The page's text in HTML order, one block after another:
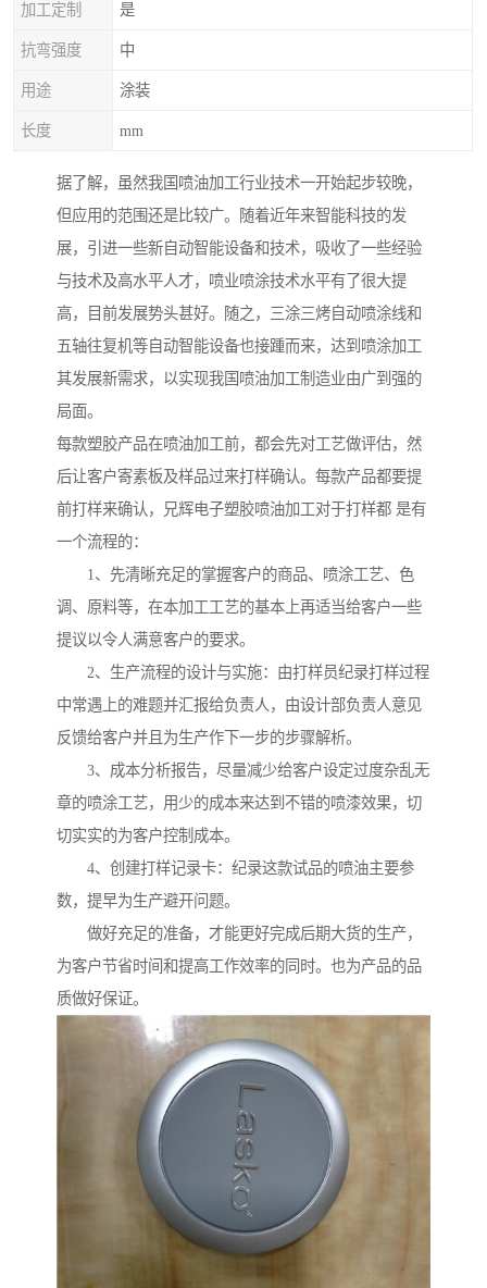
加工定制 是
抗弯强度 中
用途 涂装
长度 mm
据了解，虽然我国喷油加工行业技术一开始起步较晚，
但应用的范围还是比较广。随着近年来智能科技的发
展，引进一些新自动智能设备和技术，吸收了一些经验
与技术及高水平人才，喷业喷涂技术水平有了很大提
高，目前发展势头甚好。随之，三涂三烤自动喷涂线和
五轴往复机等自动智能设备也接踵而来，达到喷涂加工
其发展新需求，以实现我国喷油加工制造业由广到强的
局面。
每款塑胶产品在喷油加工前，都会先对工艺做评估，然
后让客户寄素板及样品过来打样确认。每款产品都要提
前打样来确认，兄辉电子塑胶喷油加工对于打样都 是有
一个流程的：
1、先清晰充足的掌握客户的商品、喷涂工艺、色
调、原料等，在本加工工艺的基本上再适当给客户一些
提议以令人满意客户的要求。
2、生产流程的设计与实施：由打样员纪录打样过程
中常遇上的难题并汇报给负责人，由设计部负责人意见
反馈给客户并且为生产作下一步的步骤解析。
3、成本分析报告，尽量减少给客户设定过度杂乱无
章的喷涂工艺，用少的成本来达到不错的喷漆效果，切
切实实的为客户控制成本。
4、创建打样记录卡：纪录这款试品的喷油主要参
数，提早为生产避开问题。
做好充足的准备，才能更好完成后期大货的生产，
为客户节省时间和提高工作效率的同时。也为产品的品
质做好保证。